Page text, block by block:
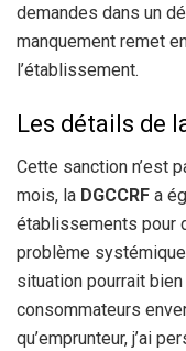
demandes dans un
manquement remet
l’établissement.
Les détails de
Cette sanction n’est
mois, la DGCCRF a
établissements pour
problème
situation pourrait
consommateurs
qu’emprunteur, j’ai